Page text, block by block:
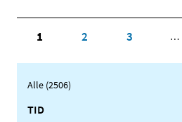
1 2 3 …
Alle (2506)
TID